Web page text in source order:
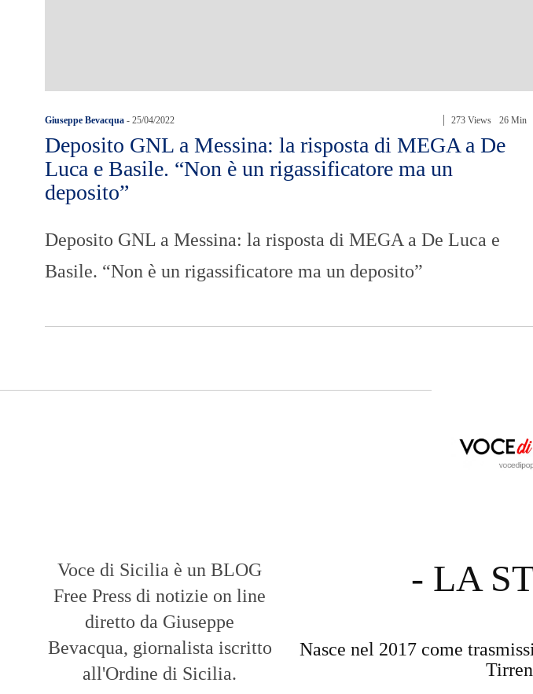
Giuseppe Bevacqua - 25/04/2022 273 Views 26 Min
Deposito GNL a Messina: la risposta di MEGA a De
Luca e Basile. “Non è un rigassificatore ma un
deposito”
Deposito GNL a Messina: la risposta di MEGA a De Luca e
Basile. “Non è un rigassificatore ma un deposito”
Voce di Sicilia è un BLOG
Free Press di notizie on line
diretto da Giuseppe
Bevacqua, giornalista iscritto
all'Ordine di Sicilia.
- LA
Nasce nel 2017 come